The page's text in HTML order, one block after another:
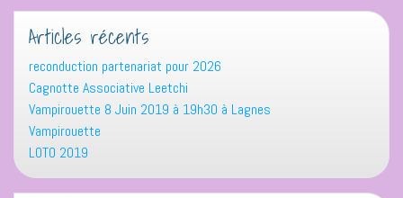
Articles récents
reconduction partenariat pour 2026
Cagnotte Associative Leetchi
Vampirouette 8 Juin 2019 à 19h30 à Lagnes
Vampirouette
LOTO 2019